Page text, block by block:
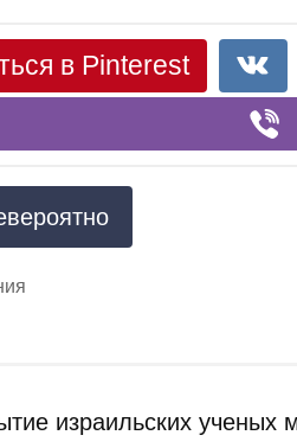
в Pinterest
израильских ученых